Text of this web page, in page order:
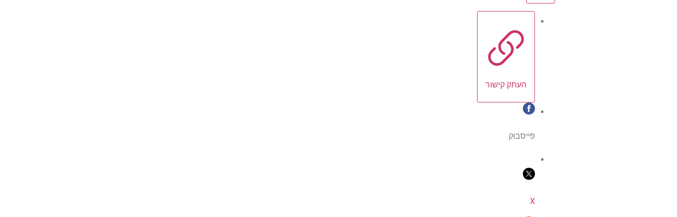
העתק קישור
פייסבוק
X